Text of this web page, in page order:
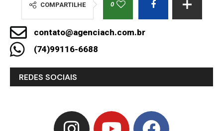
COMPARTILHE 0
contato@agenciach.com.br
(74)99116-6688
REDES SOCIAIS